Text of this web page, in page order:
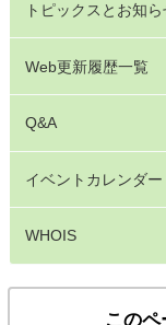
トピックスとお知
Web更新履歴一覧
Q&A
イベントカレンダー
WHOIS
この